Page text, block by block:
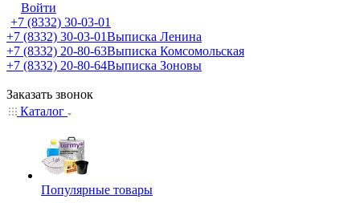
Войти
+7 (8332) 30-03-01
+7 (8332) 30-03-01Выписка Ленина
+7 (8332) 20-80-63Выписка Комсомольская
+7 (8332) 20-80-64Выписка Зоновы
Заказать звонок
Каталог
Популярные товары